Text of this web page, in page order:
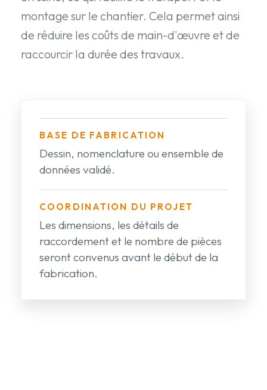
montage sur le chantier. Cela permet ainsi
de réduire les coûts de main-d'œuvre et de
raccourcir la durée des travaux.
BASE DE FABRICATION
Dessin, nomenclature ou ensemble de
données validé.
COORDINATION DU PROJET
Les dimensions, les détails de
raccordement et le nombre de pièces
seront convenus avant le début de la
fabrication.